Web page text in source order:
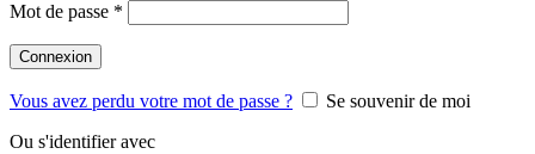
Mot de passe *
Connexion
Vous avez perdu votre mot de passe ?
Se souvenir de moi
Ou s'identifier avec